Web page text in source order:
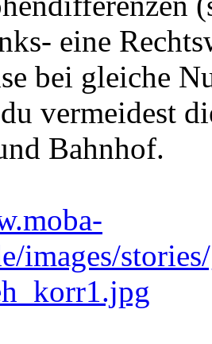
eine
bei gleiche
vermeidest
Bahnhof.